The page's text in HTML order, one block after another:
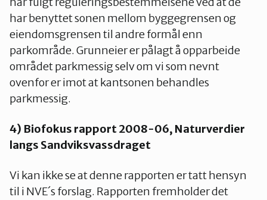
har benyttet sonen mellom byggegrensen og
eiendomsgrensen til andre formål enn
parkområde. Grunneier er pålagt å opparbeide
området parkmessig selv om vi som nevnt
ovenfor er imot at kantsonen behandles
parkmessig.
4) Biofokus rapport 2008-06, Naturverdier
langs Sandviksvassdraget
Vi kan ikke se at denne rapporten er tatt hensyn
til i NVE´s forslag. Rapporten fremholder det